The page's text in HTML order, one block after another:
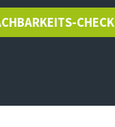
CHECK